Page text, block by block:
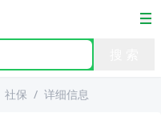
社保 / 详细信息